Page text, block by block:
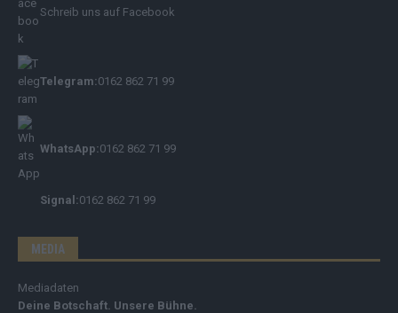
Schreib uns auf Facebook
Telegram:0162 862 71 99
WhatsApp:0162 862 71 99
Signal:0162 862 71 99
MEDIA
Mediadaten
Deine Botschaft. Unsere Bühne.